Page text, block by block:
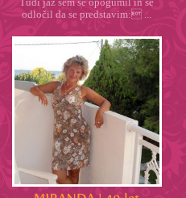
odločil da se predstavim: ...